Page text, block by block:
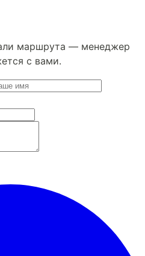
маршрута — менеджер
с вами.